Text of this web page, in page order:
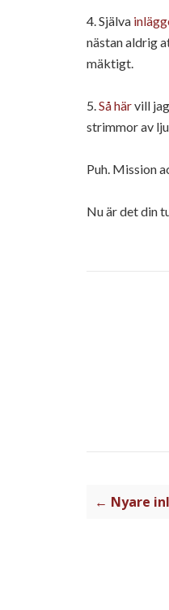
4. Själva
nästan aldrig
mäktigt.
5.Så härvill
strimmor av
Puh. Mission
Nu är det din
← Nyare